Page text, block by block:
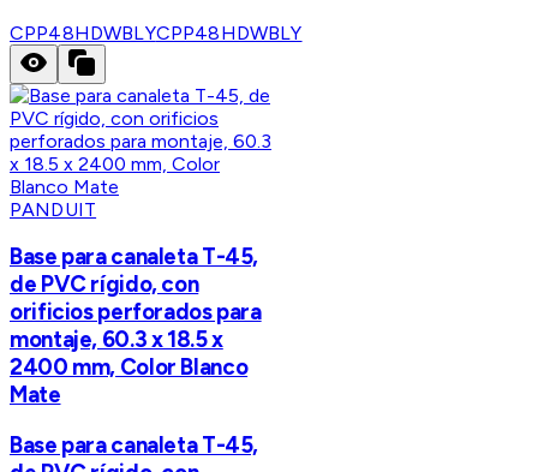
CPP48HDWBLYCPP48HDWBLY
PANDUIT
Base para canaleta T-45,
de PVC rígido, con
orificios perforados para
montaje, 60.3 x 18.5 x
2400 mm, Color Blanco
Mate
Base para canaleta T-45,